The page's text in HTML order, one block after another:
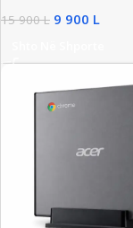
15 900L 9 900 L